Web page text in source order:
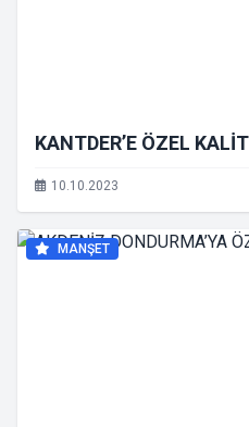
KANTDER’E ÖZEL
10.10.2023
MANŞET